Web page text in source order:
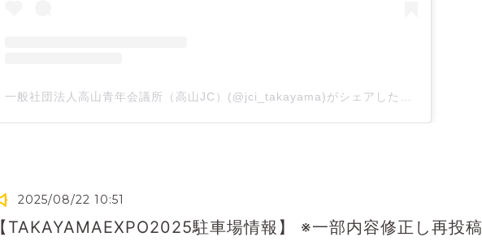
2025/08/22 10:51
【TAKAYAMAEXPO2025駐車場情報】 ※一部内容修正し再投稿